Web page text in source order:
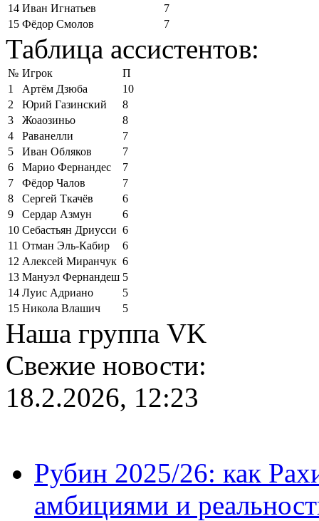
14 Иван Игнатьев
7
15 Фёдор Смолов 7
Таблица ассистентов:
№ Игрок
П
1
Артём Дзюба
10
2
Юрий Газинский
8
3
Жоаозиньо
8
4
Раванелли
7
5
Иван Обляков
7
6
Марио Фернандес
7
7
Фёдор Чалов
7
8
Сергей Ткачёв
6
9
Сердар Азмун
6
10 Себастьян Дриусси 6
11 Отман Эль-Кабир
6
12 Алексей Миранчук 6
13 Мануэл Фернандеш 5
14 Луис Адриано
5
15 Никола Влашич 5
Наша группа VK
Свежие новости:
18.2.2026, 12:23
Рубин 2025/26: как
амбициями и